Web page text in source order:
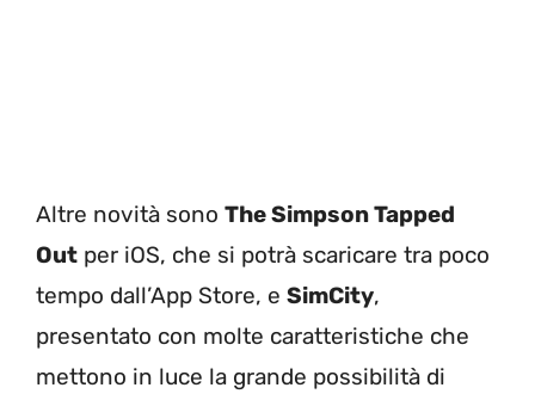
Altre novità sono The Simpson Tapped
Out per iOS, che si potrà scaricare tra poco
tempo dall’App Store, e SimCity,
presentato con molte caratteristiche che
mettono in luce la grande possibilità di